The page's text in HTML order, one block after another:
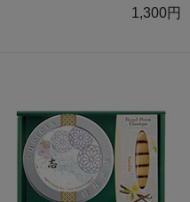
1,300円